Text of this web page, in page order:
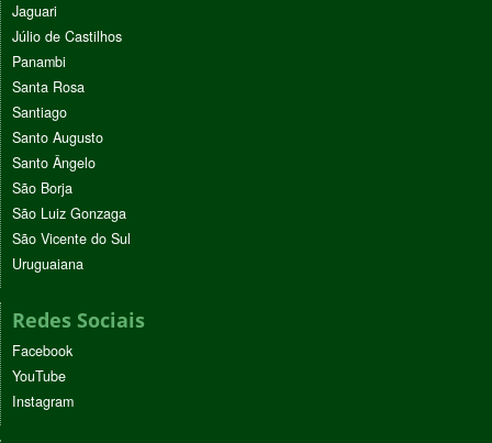
Jaguari
Júlio de Castilhos
Panambi
Santa Rosa
Santiago
Santo Augusto
Santo Ângelo
São Borja
São Luiz Gonzaga
São Vicente do Sul
Uruguaiana
Redes Sociais
Facebook
YouTube
Instagram